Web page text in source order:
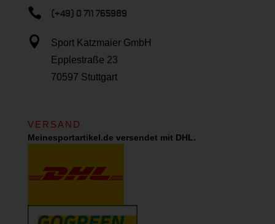
 (+49) 0 711 765989

Sport Katzmaier GmbH
Epplestraße 23
70597 Stuttgart
VERSAND
Meinesportartikel.de versendet mit DHL.